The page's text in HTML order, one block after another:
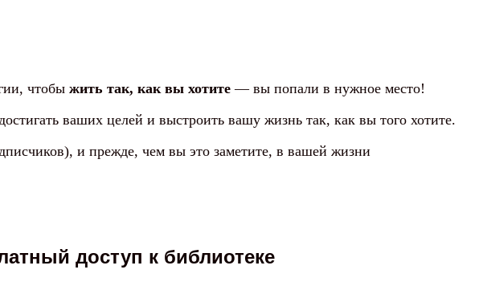
чтобы жить так, как вы хотите — вы попали в нужное место!
ваших целей и выстроить вашу жизнь так, как вы того хотите.
и прежде, чем вы это заметите, в вашей жизни
доступ к библиотеке